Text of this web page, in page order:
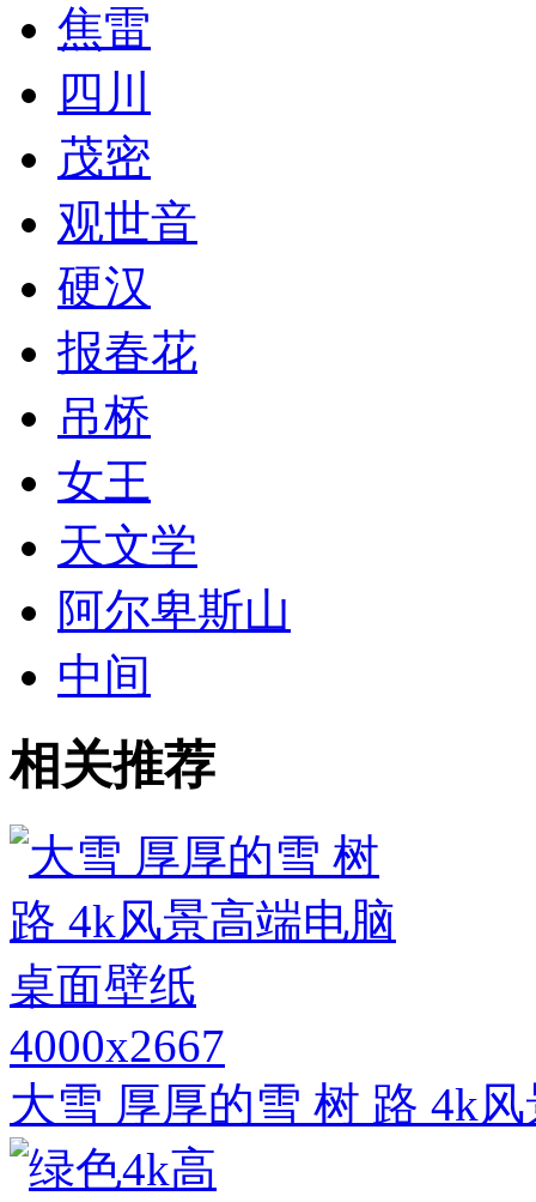
焦雷
四川
茂密
观世音
硬汉
报春花
吊桥
女王
天文学
阿尔卑斯山
中间
相关推荐
4000x2667
大雪 厚厚的雪 树 路 4k